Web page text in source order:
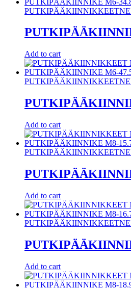
PUTKIPÄÄKIINNIKKEET
Add to cart
PUTKIPÄÄKIINNIKKEET
Add to cart
PUTKIPÄÄKIINNIKKEET
Add to cart
PUTKIPÄÄKIINNIKKEET
Add to cart